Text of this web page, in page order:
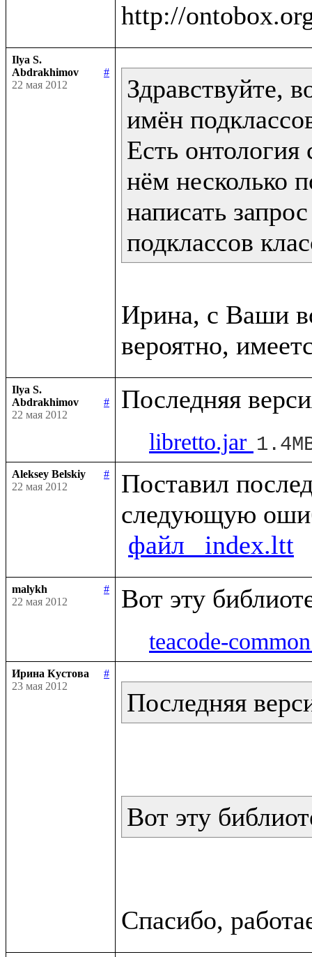
Ilya S.
Abdrakhimov
#
22 мая 2012
Здравствуйте,
имён
Есть
нём несколько
написать
Ирина, с Ваши
Ilya S.
Abdrakhimov
#
22 мая 2012
libretto.jar
Aleksey Belskiy
#
22 мая 2012
Поставил
следующую
файл _index.ltt
malykh
#
22 мая 2012
teacode-
Ирина Кустова
#
23 мая 2012
Последняя
Вот эту